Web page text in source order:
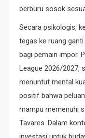
berburu sosok
Secara psikologis,
tegas ke ruang
bagi pemain impor.
League 2026/2027,
menuntut mental
positif bahwa
mampu memenuhi
Tavares. Dalam